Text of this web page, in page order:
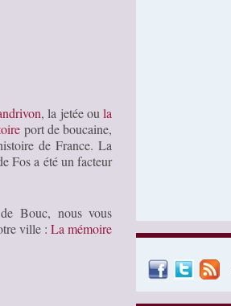
, la jetée oula
port de boucaine,
de France. La
Fos a été un facteur
Bouc, nous vous
ville :La mémoire